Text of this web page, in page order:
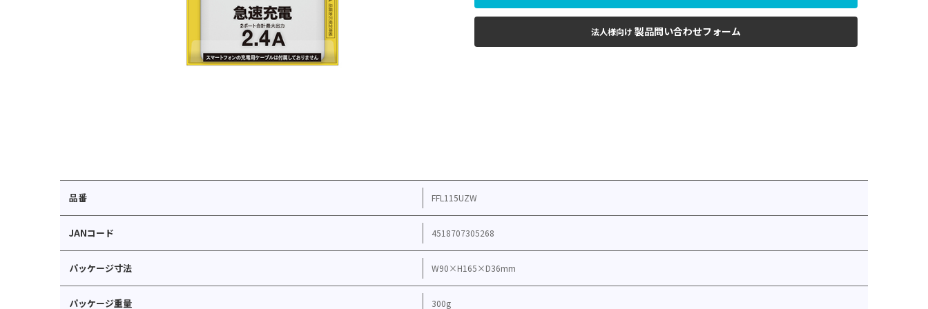
法人様向け 製品問い合わせフォーム
品番 FFL115UZW
JANコード 4518707305268
パッケージ寸法 W90×H165×D36mm
パッケージ重量 300g